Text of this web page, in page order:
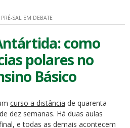
PRÉ-SAL EM DEBATE
como
polares no
Básico
curso a distância de quarenta
dez semanas. Há duas aulas
e todas as demais acontecem